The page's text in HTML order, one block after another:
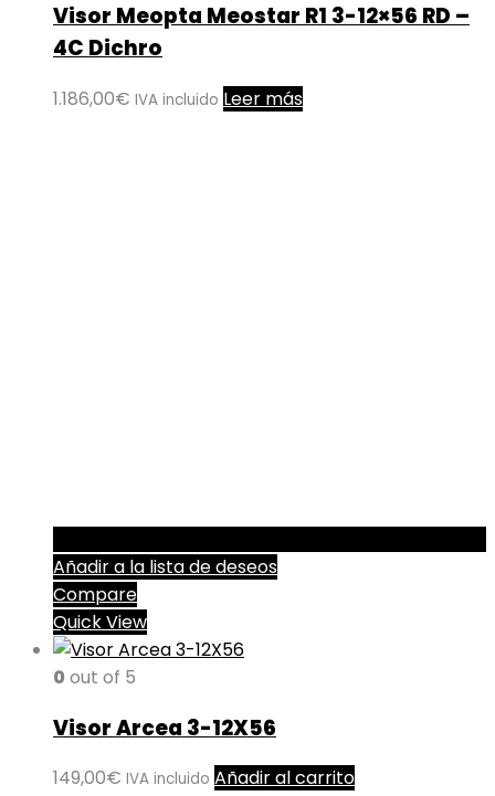
Visor Meopta Meostar R1 3-12×56 RD –
4C Dichro
1.186,00€ IVA incluido Leer más
Añadir a la lista de deseos
Compare
Quick View
0 out of 5
Visor Arcea 3-12X56
149,00€ IVA incluido Añadir al carrito